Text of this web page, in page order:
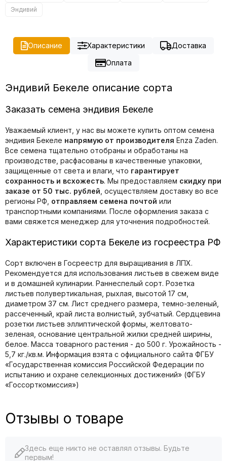
Эндивий
Описание Характеристики
Доставка
Оплата
Эндивий Бекеле описание сорта
Заказать семена эндивия Бекеле
Уважаемый клиент, у нас вы можете купить оптом семена
эндивия Бекеле напрямую от производителя Enza Zaden.
Все семена тщательно отобраны и обработаны на
производстве, расфасованы в качественные упаковки,
защищенные от света и влаги, что гарантирует
сохранность и всхожесть. Мы предоставляем скидку при
заказе от 50 тыс. рублей , осуществляем доставку во все
регионы РФ, отправляем семена почтой или
транспортными компаниями. После оформления заказа с
вами свяжется менеджер для уточнения подробностей.
Характеристики сорта Бекеле из госреестра РФ
Сорт включен в Госреестр для выращивания в ЛПХ.
Рекомендуется для использования листьев в свежем виде
и в домашней кулинарии. Раннеспелый сорт. Розетка
листьев полувертикальная, рыхлая, высотой 17 см,
диаметром 37 см. Лист среднего размера, темно-зеленый,
рассеченный, край листа волнистый, зубчатый. Сердцевина
розетки листьев эллиптической формы, желтовато-
зеленая, основание центральной жилки средней ширины,
белое. Масса товарного растения - до 500 г. Урожайность -
5,7 кг./кв.м. Информация взята с официального сайта ФГБУ
«Государственная комиссия Российской Федерации по
иcпытанию и охране селекционных достижений» (ФГБУ
«Госсорткомиссия»)
Отзывы о товаре
Здесь еще никто не оставлял отзывы. Будьте
первым!